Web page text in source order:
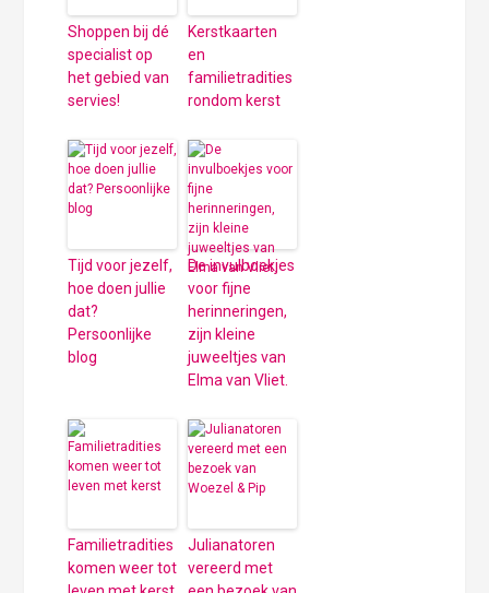
Shoppen bij dé
specialist op
het gebied van
servies!
Kerstkaarten
en
familietradities
rondom kerst
Tijd voor jezelf,
hoe doen jullie
dat?
Persoonlijke
blog
De invulboekjes
voor fijne
herinneringen,
zijn kleine
juweeltjes van
Elma van Vliet.
Familietradities
komen weer tot
Julianatoren
vereerd met